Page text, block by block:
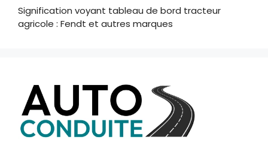
Signification voyant tableau de bord tracteur
agricole : Fendt et autres marques